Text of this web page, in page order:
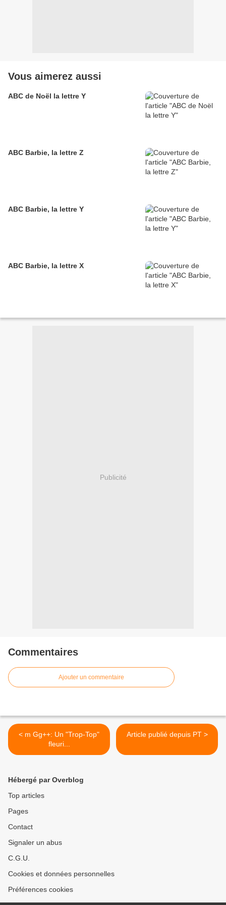
Vous aimerez aussi
ABC de Noël la lettre Y
ABC Barbie, la lettre Z
ABC Barbie, la lettre Y
ABC Barbie, la lettre X
Publicité
Commentaires
Ajouter un commentaire
< m Gg++: Un "Trop-Top"
fleuri...
Article publié depuis PT >
Hébergé par Overblog
Top articles
Pages
Contact
Signaler un abus
C.G.U.
Cookies et données personnelles
Préférences cookies